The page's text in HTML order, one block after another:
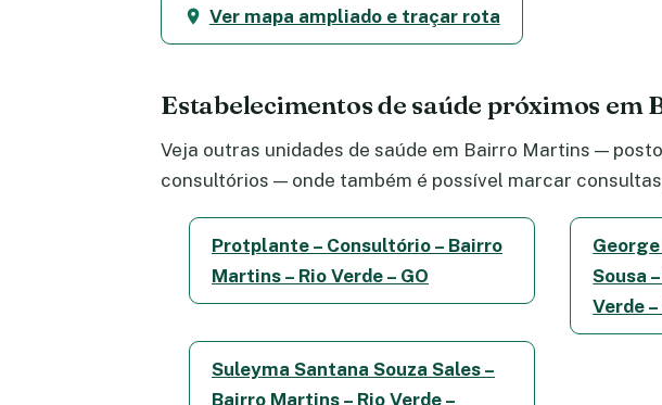
Ver mapa ampliado e traçar rota
Estabelecimentos de saúde próximos em
Veja outras unidades de saúde em Bairro Martins —
consultórios — onde também é possível marcar
Protplante – Consultório – Bairro
Martins – Rio Verde – GO
Sousa
Verde –
Suleyma Santana Souza Sales –
Bairro Martins – Rio Verde –